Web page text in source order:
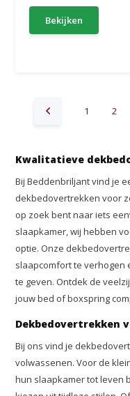
Bekijken
1 2
Kwalitatieve
Bij Beddenbriljant vind je
dekbedovertrekken voor
op zoek bent naar iets
slaapkamer, wij hebben
optie. Onze
slaapcomfort te verhogen
te geven. Ontdek de
jouw bed of boxspring
Dekbedovertrekken
Bij ons vind je
volwassenen. Voor de
hun slaapkamer tot leven